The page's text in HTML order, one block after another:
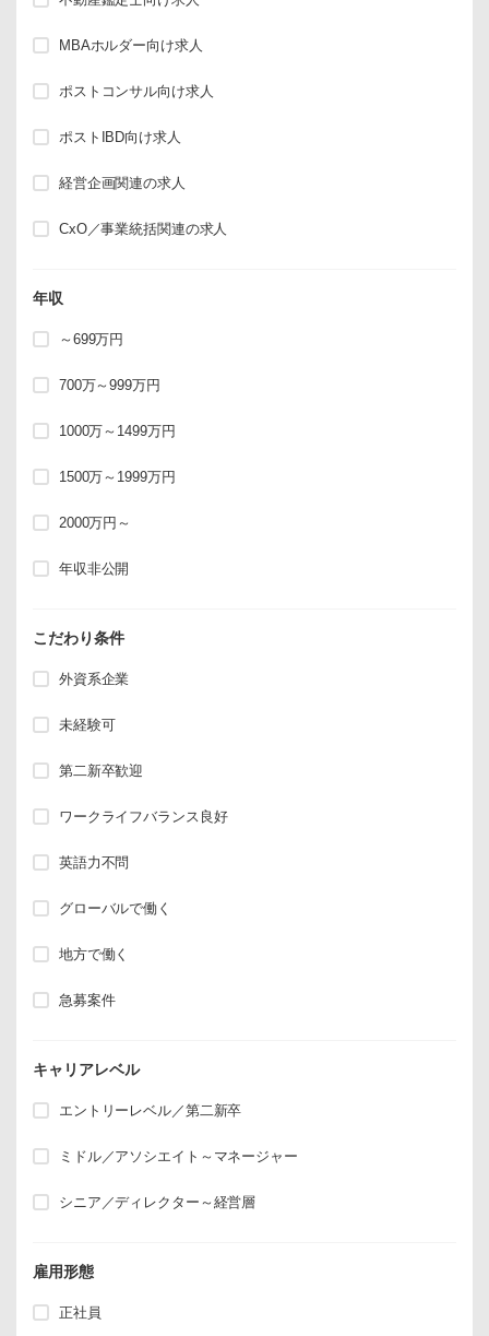
MBAホルダー向け求人
ポストコンサル向け求人
ポストIBD向け求人
経営企画関連の求人
CxO／事業統括関連の求人
年収
～699万円
700万～999万円
1000万～1499万円
1500万～1999万円
2000万円～
年収非公開
こだわり条件
外資系企業
未経験可
第二新卒歓迎
ワークライフバランス良好
英語力不問
グローバルで働く
地方で働く
急募案件
キャリアレベル
エントリーレベル／第二新卒
ミドル／アソシエイト～マネージャー
シニア／ディレクター～経営層
雇用形態
正社員